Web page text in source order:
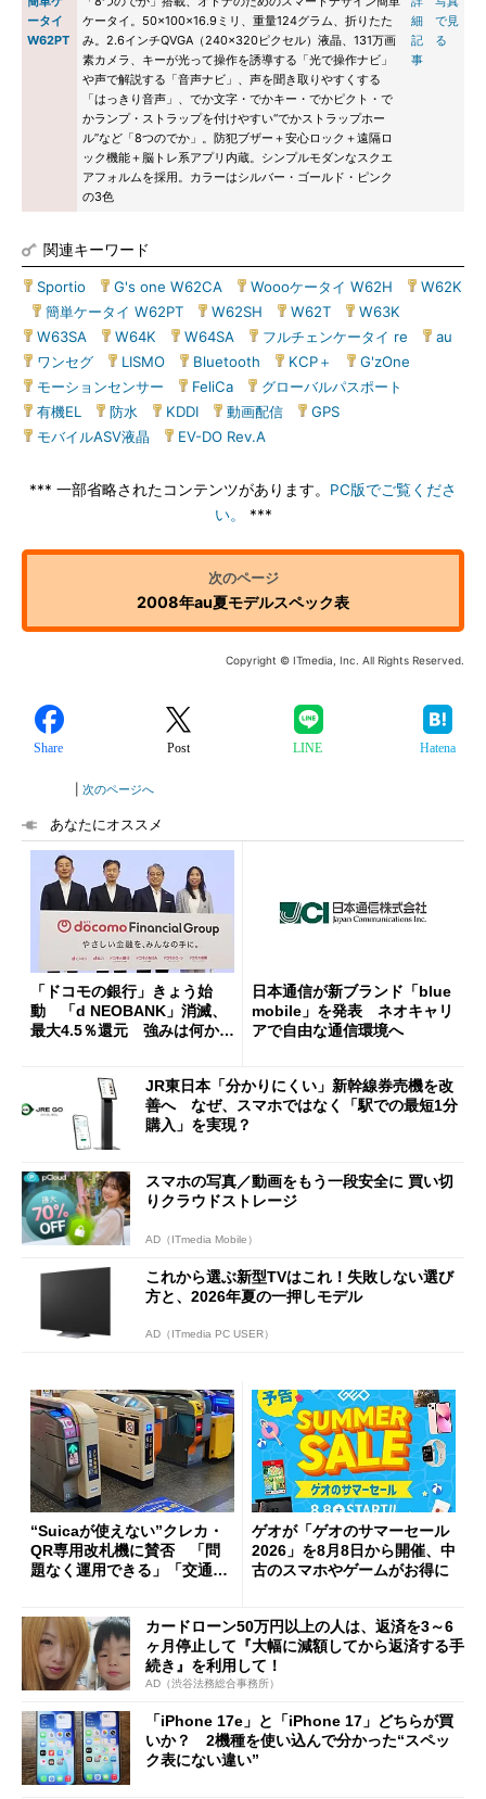
ータイ
W62PT
ケータイ。50×100×16.9ミリ、重量124グラム、折りたた
み。2.6インチQVGA（240×320ピクセル）液晶、131万画
素カメラ、キーが光って操作を誘導する「光で操作ナビ」
や声で解説する「音声ナビ」、声を聞き取りやすくする
「はっきり音声」、でか文字・でかキー・でかピクト・で
かランプ・ストラップを付けやすい“でかストラップホー
ル”など「8つのでか」。防犯ブザー＋安心ロック＋遠隔ロ
ック機能＋脳トレ系アプリ内蔵。シンプルモダンなスクエ
アフォルムを採用。カラーはシルバー・ゴールド・ピンク
の3色
細
記
事
で見
る
関連キーワード
Sportio G's one W62CA Woooケータイ W62H
W62K
簡単ケータイ W62PT W62SH W62T W63K
W63SA
W64K W64SA フルチェンケータイ re au
ワンセグ
LISMO Bluetooth KCP＋ G'zOne
モーションセンサー
FeliCa グローバルパスポート
有機EL
防水 KDDI 動画配信 GPS
モバイルASV液晶
EV-DO Rev.A
*** 一部省略されたコンテンツがあります。 PC版でご覧くださ
い。
***
2008年au夏モデルスペック表
Copyright © ITmedia, Inc. All Rights Reserved.
Share Post LINE Hatena
次のページへ
あなたにオススメ
「ドコモの銀行」きょう始
動 「d NEOBANK」消滅、
最大4.5％還元 強みは何か解
日本通信が新ブランド「blue
mobile」を発表 ネオキャリ
アで自由な通信環境へ
JR東日本「分かりにくい」新幹線券売機を改
善へ なぜ、スマホではなく「駅での最短1分
購入」を実現？
スマホの写真／動画をもう一段安全に 買い切
りクラウドストレージ
AD（ITmedia Mobile）
これから選ぶ新型TVはこれ！失敗しない選び
方と、2026年夏の一押しモデル
AD（ITmedia PC USER）
“Suicaが使えない”クレカ・
QR専用改札機に賛否 「問
題なく運用できる」「交通系I
ゲオが「ゲオのサマーセール
2026」を8月8日から開催、中
古のスマホやゲームがお得に
カードローン50万円以上の人は、返済を3～6
ヶ月停止して『大幅に減額してから返済する手
続き』を利用して！
AD（渋谷法務総合事務所）
「iPhone 17e」と「iPhone 17」どちらが買
いか？ 2機種を使い込んで分かった“スペッ
ク表にない違い”